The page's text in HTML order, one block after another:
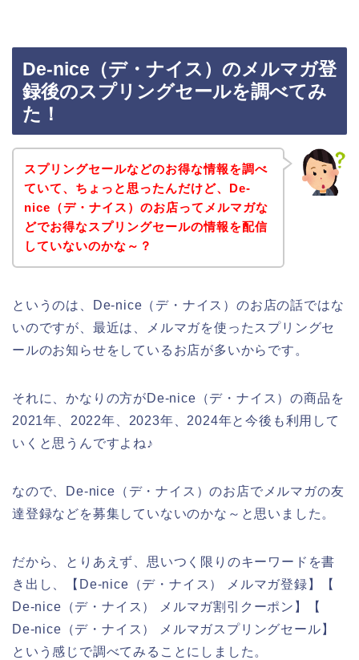
De-nice（デ・ナイス）のメルマガ登
録後のスプリングセールを調べてみ
た！
スプリングセールなどのお得な情報を調べ
ていて、ちょっと思ったんだけど、De-
nice（デ・ナイス）のお店ってメルマガな
どでお得なスプリングセールの情報を配信
していないのかな～？
というのは、De-nice（デ・ナイス）のお店の話ではな
いのですが、最近は、メルマガを使ったスプリングセ
ールのお知らせをしているお店が多いからです。
それに、かなりの方がDe-nice（デ・ナイス）の商品を
2021年、2022年、2023年、2024年と今後も利用して
いくと思うんですよね♪
なので、De-nice（デ・ナイス）のお店でメルマガの友
達登録などを募集していないのかな～と思いました。
だから、とりあえず、思いつく限りのキーワードを書
き出し、【De-nice（デ・ナイス） メルマガ登録】【
De-nice（デ・ナイス） メルマガ割引クーポン】【
De-nice（デ・ナイス） メルマガスプリングセール】
という感じで調べてみることにしました。